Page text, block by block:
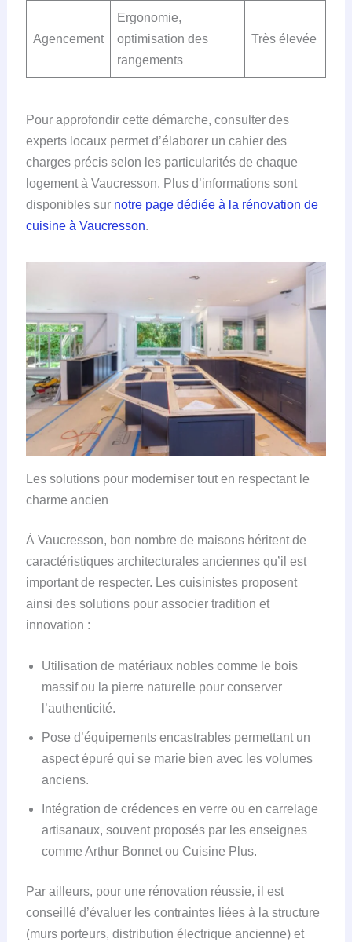
Agencement
Ergonomie,
optimisation des
rangements
Très élevée
Pour approfondir cette démarche, consulter des
experts locaux permet d’élaborer un cahier des
charges précis selon les particularités de chaque
logement à Vaucresson. Plus d’informations sont
disponibles sur notre page dédiée à la rénovation de
cuisine à Vaucresson.
Les solutions pour moderniser tout en respectant le
charme ancien
À Vaucresson, bon nombre de maisons héritent de
caractéristiques architecturales anciennes qu’il est
important de respecter. Les cuisinistes proposent
ainsi des solutions pour associer tradition et
innovation :
Utilisation de matériaux nobles comme le bois
massif ou la pierre naturelle pour conserver
l’authenticité.
Pose d’équipements encastrables permettant un
aspect épuré qui se marie bien avec les volumes
anciens.
Intégration de crédences en verre ou en carrelage
artisanaux, souvent proposés par les enseignes
comme Arthur Bonnet ou Cuisine Plus.
Par ailleurs, pour une rénovation réussie, il est
conseillé d’évaluer les contraintes liées à la structure
(murs porteurs, distribution électrique ancienne) et